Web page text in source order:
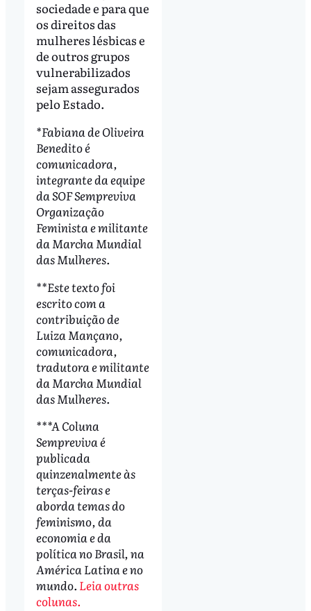
sociedade e para que
os direitos das
mulheres lésbicas e
de outros grupos
vulnerabilizados
sejam assegurados
pelo Estado.
*Fabiana de Oliveira
Benedito é
comunicadora,
integrante da equipe
da SOF Sempreviva
Organização
Feminista e militante
da Marcha Mundial
das Mulheres.
**Este texto foi
escrito com a
contribuição de
Luiza Mançano,
comunicadora,
tradutora e militante
da Marcha Mundial
das Mulheres.
***A Coluna
Sempreviva é
publicada
quinzenalmente às
terças-feiras e
aborda temas do
feminismo, da
economia e da
política no Brasil, na
América Latina e no
mundo. Leia outras
colunas.